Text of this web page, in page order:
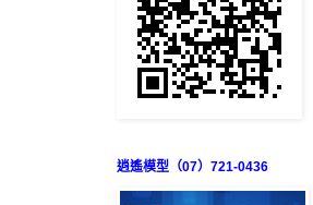
逍遙模型（07）721-0436